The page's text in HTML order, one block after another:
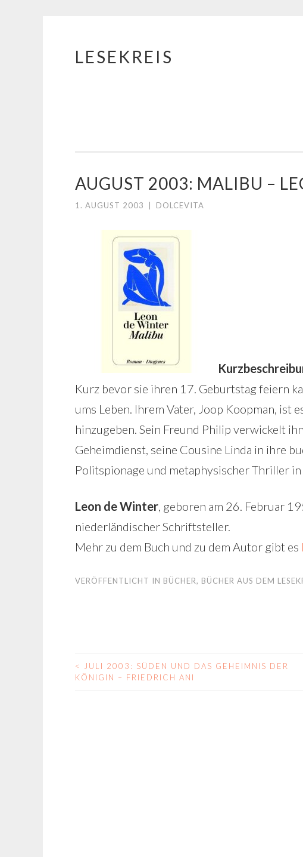
Springe
LESEKREIS
AUGUST 2003: MALIBU –
1. AUGUST 2003 DOLCEVITA
Kurz bevor sie ihren 17. Geburtstag feiern
ums Leben. Ihrem Vater, Joop Koopman, ist
hinzugeben. Sein Freund Philip verwickelt
Geheimdienst, seine Cousine Linda in ihre
Politspionage und metaphysischer Thriller
Leon de Winter, geboren am 26. Februar
niederländischer Schriftsteller.
Mehr zu dem Buch und zu dem Autor gibt es
VERÖFFENTLICHT IN BÜCHER, BÜCHER AUS DEM
BEITRAGS-
<
JULI 2003: SÜDEN UND DAS GEHEIMNIS DER
KÖNIGIN – FRIEDRICH ANI